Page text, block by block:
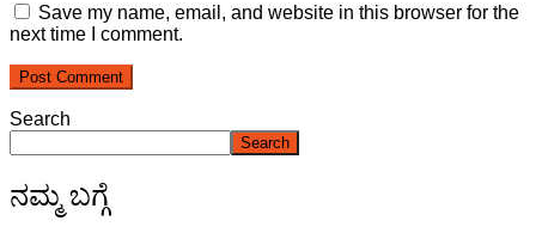
Save my name, email, and website in this browser for the
next time I comment.
Search
Search
ನಮ್ಮ ಬಗ್ಗೆ